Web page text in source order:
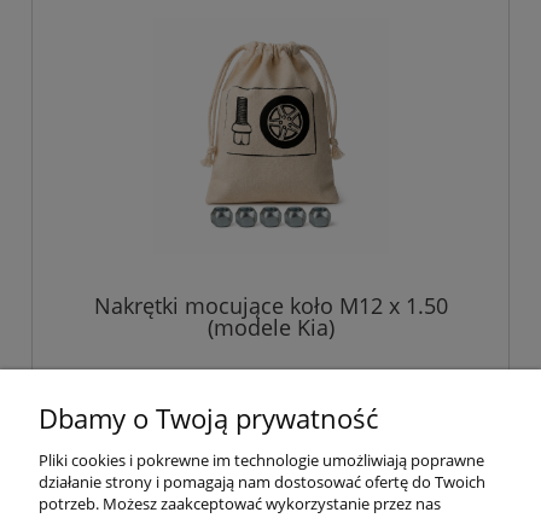
Nakrętki mocujące koło M12 x 1.50
(modele Kia)
do koszyka
Dbamy o Twoją prywatność
Pliki cookies i pokrewne im technologie umożliwiają poprawne
działanie strony i pomagają nam dostosować ofertę do Twoich
potrzeb. Możesz zaakceptować wykorzystanie przez nas